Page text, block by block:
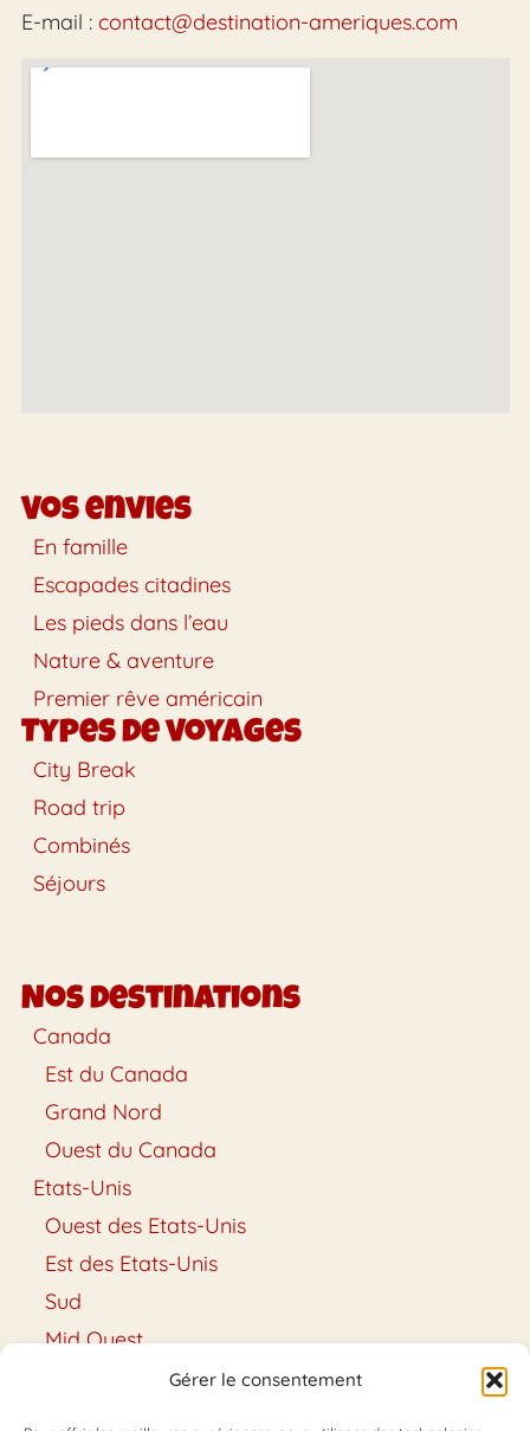
Gérer le consentement
E-mail : contact@destination-ameriques.com
Vos envies
En famille
Escapades citadines
Les pieds dans l’eau
Nature & aventure
Premier rêve américain
Types de voyages
City Break
Road trip
Combinés
Séjours
Nos destinations
Canada
Est du Canada
Grand Nord
Ouest du Canada
Etats-Unis
Ouest des Etats-Unis
Est des Etats-Unis
Sud
Mid Ouest